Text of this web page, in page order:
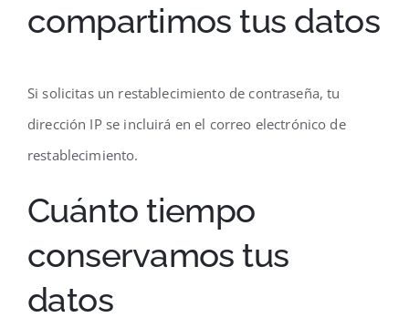
compartimos tus datos
Si solicitas un restablecimiento de contraseña, tu
dirección IP se incluirá en el correo electrónico de
restablecimiento.
Cuánto tiempo
conservamos tus
datos